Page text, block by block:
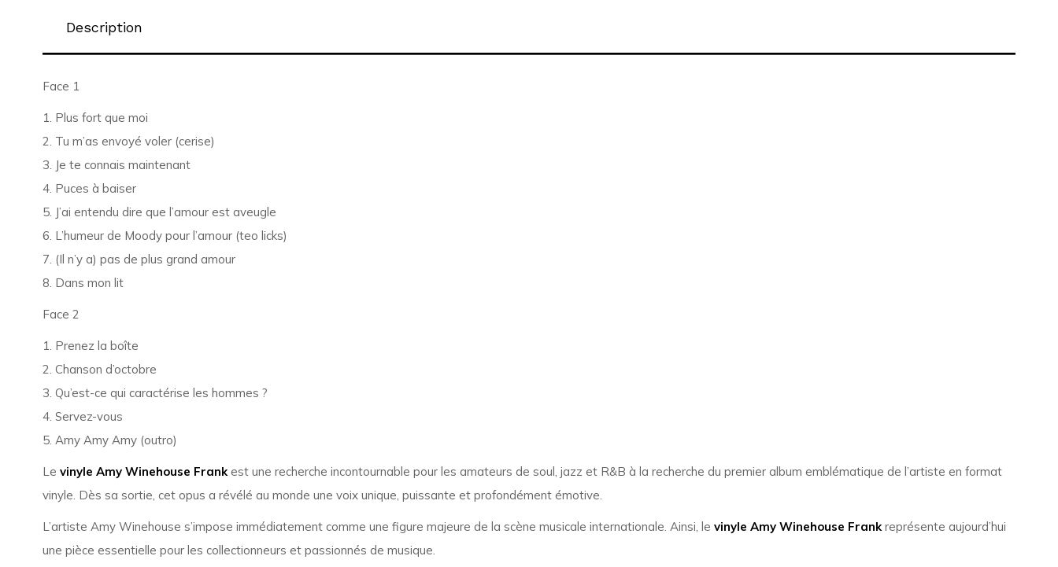
Description
Face 1
1. Plus fort que moi
2. Tu m’as envoyé voler (cerise)
3. Je te connais maintenant
4. Puces à baiser
5. J’ai entendu dire que l’amour est aveugle
6. L’humeur de Moody pour l’amour (teo licks)
7. (Il n’y a) pas de plus grand amour
8. Dans mon lit
Face 2
1. Prenez la boîte
2. Chanson d’octobre
3. Qu’est-ce qui caractérise les hommes ?
4. Servez-vous
5. Amy Amy Amy (outro)
Le vinyle Amy Winehouse Frankest une recherche incontournable pour les amateurs de soul, jazz et R&B à la recherche du premier album emblématique de l’artiste en format
vinyle. Dès sa sortie, cet opus a révélé au monde une voix unique, puissante et profondément émotive.
L’artiste Amy Winehouse s’impose immédiatement comme une figure majeure de la scène musicale internationale. Ainsi, le vinyle Amy Winehouse Frankreprésente aujourd’hui
une pièce essentielle pour les collectionneurs et passionnés de musique.